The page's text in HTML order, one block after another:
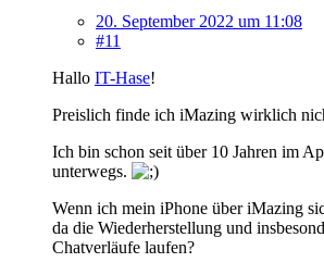
20. September 2022 um 11:08
#11
Hallo IT-Hase!
Preislich finde ich iMazing wirklich
Ich bin schon seit über 10 Jahren im
unterwegs.
Wenn ich mein iPhone über iMazing
da die Wiederherstellung und
Chatverläufe laufen?